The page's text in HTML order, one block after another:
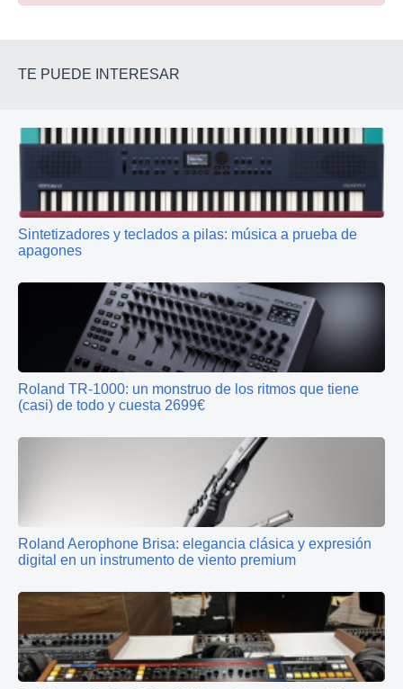
TE PUEDE INTERESAR
Sintetizadores y teclados a pilas: música a prueba de
apagones
Roland TR-1000: un monstruo de los ritmos que tiene
(casi) de todo y cuesta 2699€
Roland Aerophone Brisa: elegancia clásica y expresión
digital en un instrumento de viento premium